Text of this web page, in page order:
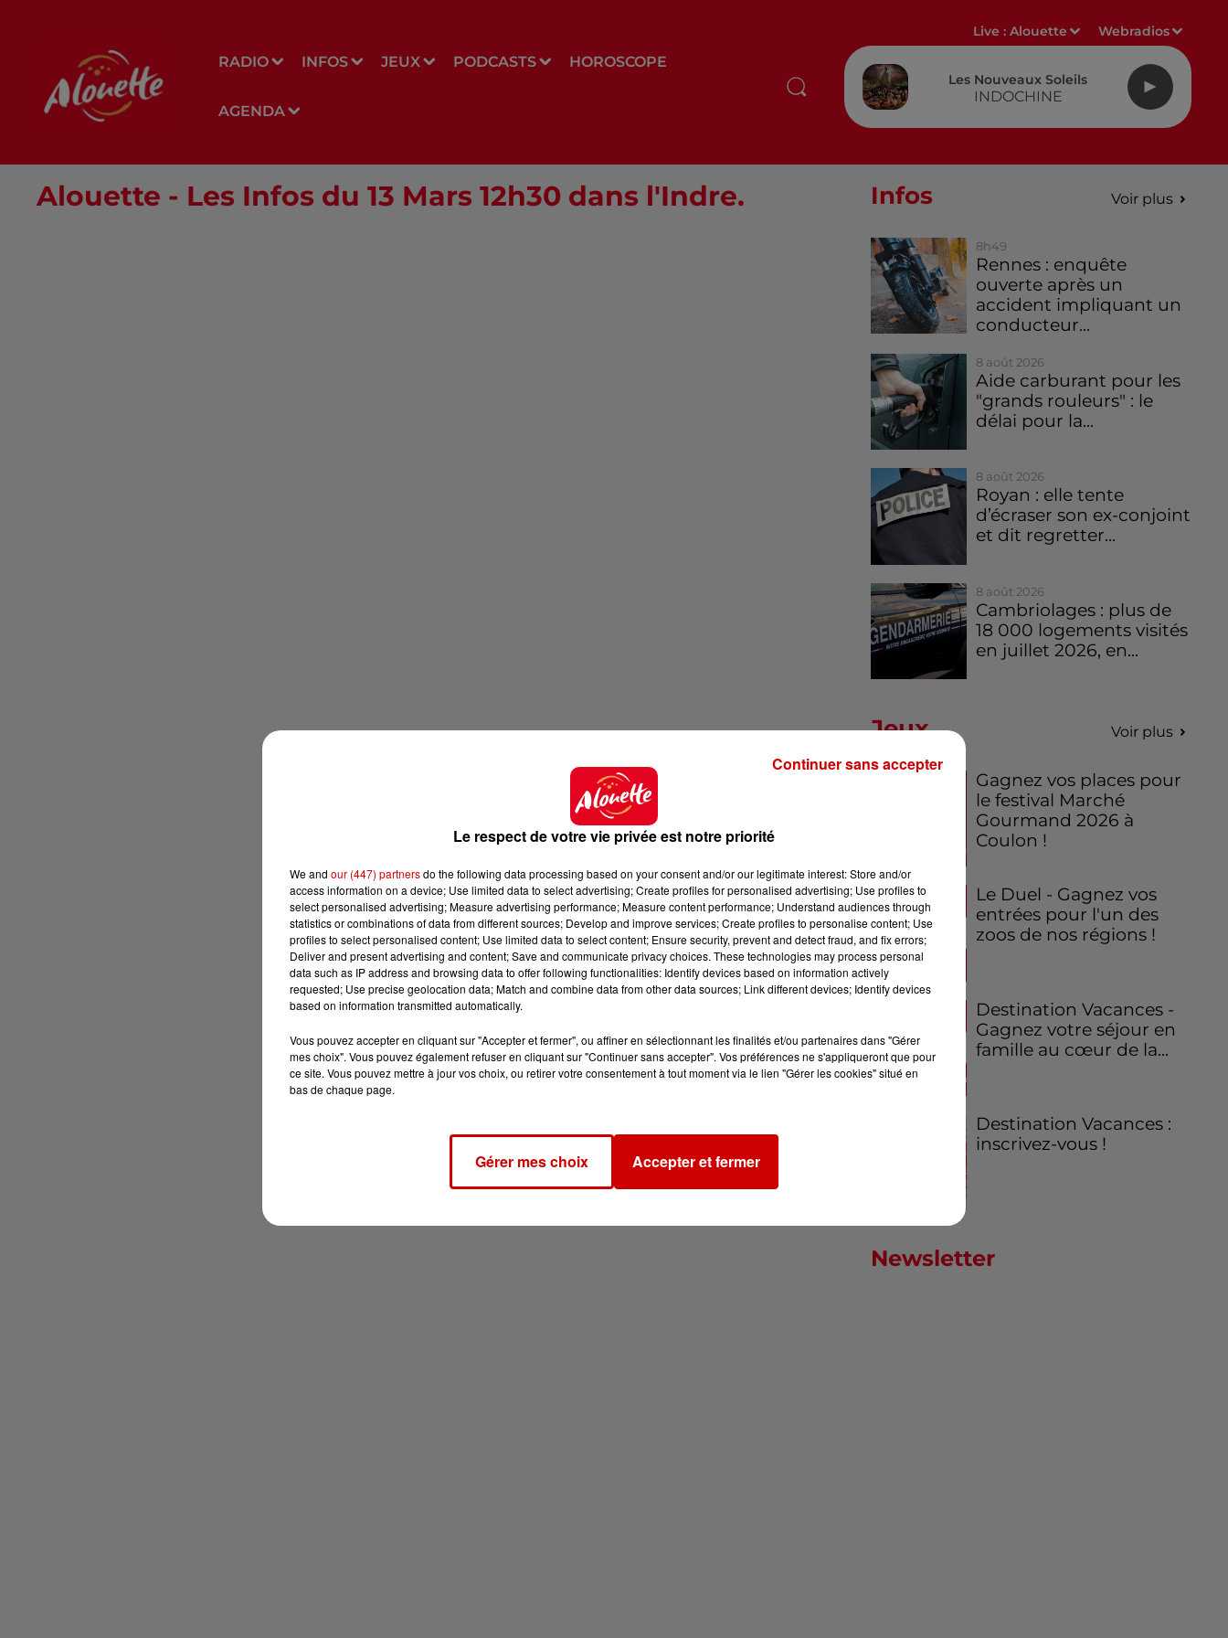
RADIO INFOS JEUX PODCASTS HOROSCOPE
AGENDA
Live :Alouette Webradios
Les Nouveaux Soleils
INDOCHINE
Alouette - Les Infos du 13 Mars 12h30 dans l'Indre. Infos Voir plus
8h49
Rennes : enquête
ouverte après un
accident impliquant un
conducteur...
8 août 2026
Aide carburant pour les
"grands rouleurs" : le
délai pour la...
8 août 2026
Royan : elle tente
d’écraser son ex-conjoint
et dit regretter...
8 août 2026
Cambriolages : plus de
18 000 logements visités
en juillet 2026, en...
Jeux Voir plus
Gagnez vos places pour
le festival Marché
Gourmand 2026 à
Coulon !
Le Duel - Gagnez vos
entrées pour l'un des
zoos de nos régions !
Destination Vacances -
Gagnez votre séjour en
famille au cœur de la...
Destination Vacances :
inscrivez-vous !
Newsletter
Le respect de votre vie privée est notre priorité
We and our (447) partnersdo the following data processing based on your consent and/or our legitimate interest: Store and/or
access information on a device; Use limited data to select advertising; Create profiles for personalised advertising; Use profiles to
select personalised advertising; Measure advertising performance; Measure content performance; Understand audiences through
statistics or combinations of data from different sources; Develop and improve services; Create profiles to personalise content; Use
profiles to select personalised content; Use limited data to select content; Ensure security, prevent and detect fraud, and fix errors;
Deliver and present advertising and content; Save and communicate privacy choices. These technologies may process personal
data such as IP address and browsing data to offer following functionalities: Identify devices based on information actively
requested; Use precise geolocation data; Match and combine data from other data sources; Link different devices; Identify devices
based on information transmitted automatically.
Vous pouvez accepter en cliquant sur "Accepter et fermer", ou affiner en sélectionnant les finalités et/ou partenaires dans "Gérer
mes choix". Vous pouvez également refuser en cliquant sur "Continuer sans accepter". Vos préférences ne s'appliqueront que pour
ce site. Vous pouvez mettre à jour vos choix, ou retirer votre consentement à tout moment via le lien "Gérer les cookies" situé en
bas de chaque page.
Gérer mes choix Accepter et fermer
Continuer sans accepter